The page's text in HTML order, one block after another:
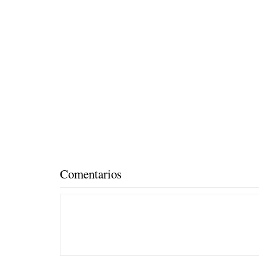
Comentarios